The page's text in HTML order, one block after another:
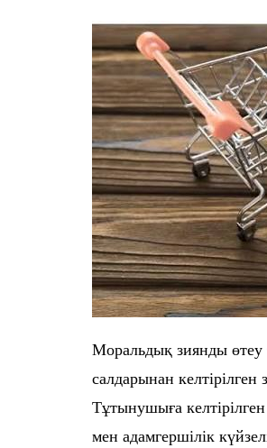
Моральдық зиянды өтеу
салдарынан
Тұтынушыға
мен адамгершілік